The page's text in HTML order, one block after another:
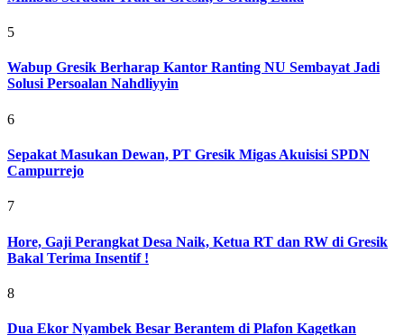
5
Wabup Gresik Berharap Kantor Ranting NU Sembayat Jadi
Solusi Persoalan Nahdliyyin
6
Sepakat Masukan Dewan, PT Gresik Migas Akuisisi SPDN
Campurrejo
7
Hore, Gaji Perangkat Desa Naik, Ketua RT dan RW di Gresik
Bakal Terima Insentif !
8
Dua Ekor Nyambek Besar Berantem di Plafon Kagetkan